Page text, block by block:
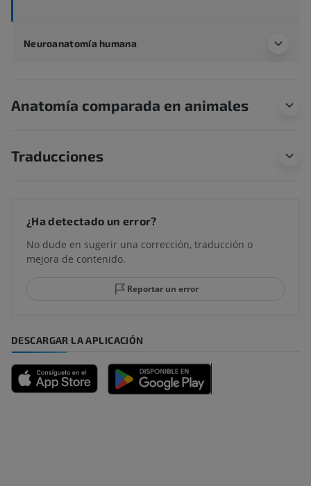
Neuroanatomía humana
Anatomía comparada en animales
Traducciones
¿Ha detectado un error?
No dude en sugerir una corrección, traducción o
mejora de contenido.
Reportar un error
DESCARGAR LA APLICACIÓN